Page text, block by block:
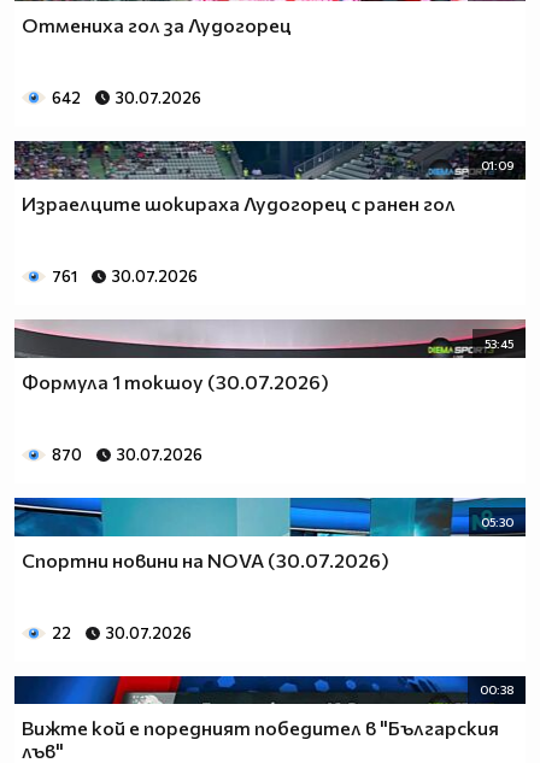
Отмениха гол за Лудогорец
642 30.07.2026
01:09
Израелците шокираха Лудогорец с ранен гол
761 30.07.2026
53:45
Формула 1 токшоу (30.07.2026)
870 30.07.2026
05:30
Спортни новини на NOVA (30.07.2026)
22 30.07.2026
00:38
Вижте кой е поредният победител в "Българския
лъв"